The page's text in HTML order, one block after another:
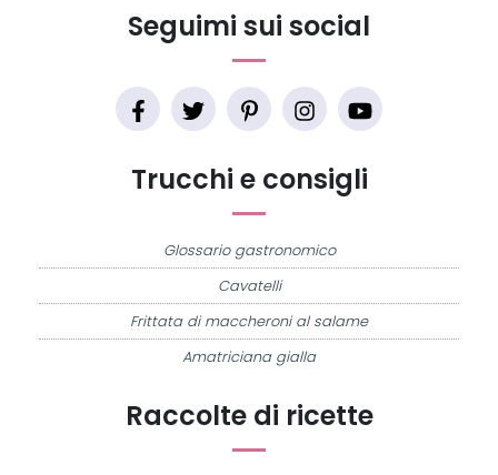
Raccolte di ricette
Trucchi e consigli
Glossario gastronomico
Cavatelli
Frittata di maccheroni al salame
Amatriciana gialla
Seguimi sui social